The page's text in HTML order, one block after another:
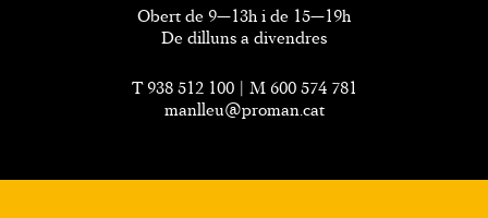
Obert de 9—13h i de 15—19h
De dilluns a divendres
T938 512 100| M 600 574 781
manlleu@proman.cat